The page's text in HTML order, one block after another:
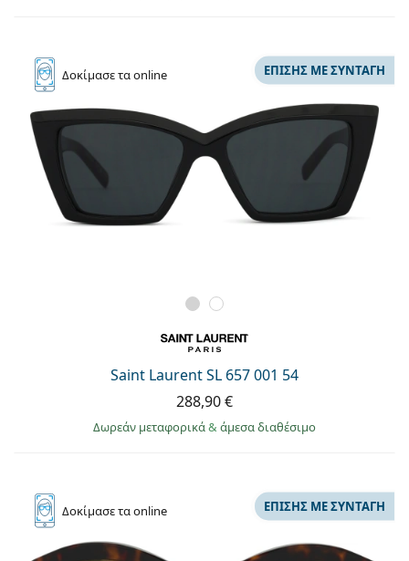
Δοκίμασετα online
Saint Laurent SL 657 001 54
ΕΠΊΣΗΣ ΜΕ ΣΥΝΤΑΓΉ
288,90 €
Δωρεάν μεταφορικά & άμεσα διαθέσιμο
Δοκίμασετα online ΕΠΊΣΗΣ ΜΕ ΣΥΝΤΑΓΉ